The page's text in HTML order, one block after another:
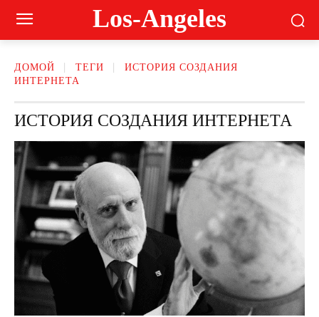
Los-Angeles
ДОМОЙ ТЕГИ
ИСТОРИЯ СОЗДАНИЯ
ИНТЕРНЕТА
ИСТОРИЯ СОЗДАНИЯ ИНТЕРНЕТА